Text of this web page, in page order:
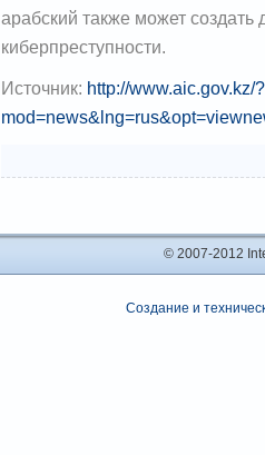
арабский также может
киберпреступности.
Источник: http://www.aic.gov.kz/?
© 2007-2012
Создание и